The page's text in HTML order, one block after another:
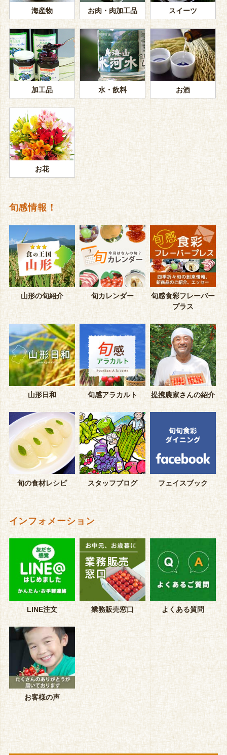
海産物 お肉・肉加工品 スイーツ
加工品 水・飲料 お酒
お花
旬感情報！
山形の旬紹介 旬カレンダー
旬感食彩フレーバー
プラス
山形日和 旬感アラカルト 提携農家さんの紹介
旬の食材レシピ スタッフブログ フェイスブック
インフォメーション
LINE注文 業務販売窓口 よくある質問
お客様の声